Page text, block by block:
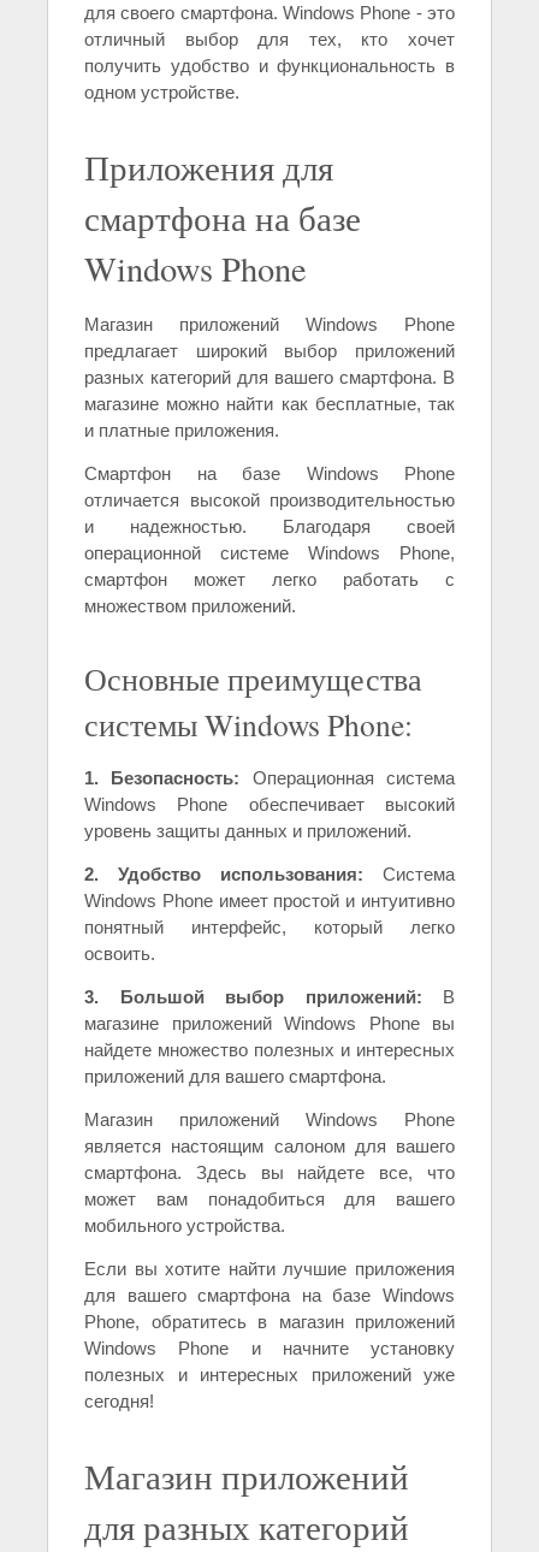
для своего смартфона. Windows Phone - это
отличный выбор для тех, кто хочет
получить удобство и функциональность в
одном устройстве.
Приложения для
смартфона на базе
Windows Phone
Магазин приложений Windows Phone
предлагает широкий выбор приложений
разных категорий для вашего смартфона. В
магазине можно найти как бесплатные, так
и платные приложения.
Смартфон на базе Windows Phone
отличается высокой производительностью
и надежностью. Благодаря своей
операционной системе Windows Phone,
смартфон может легко работать с
множеством приложений.
Основные преимущества
системы Windows Phone:
1. Безопасность: Операционная система
Windows Phone обеспечивает высокий
уровень защиты данных и приложений.
2. Удобство использования: Система
Windows Phone имеет простой и интуитивно
понятный интерфейс, который легко
освоить.
3. Большой выбор приложений: В
магазине приложений Windows Phone вы
найдете множество полезных и интересных
приложений для вашего смартфона.
Магазин приложений Windows Phone
является настоящим салоном для вашего
смартфона. Здесь вы найдете все, что
может вам понадобиться для вашего
мобильного устройства.
Если вы хотите найти лучшие приложения
для вашего смартфона на базе Windows
Phone, обратитесь в магазин приложений
Windows Phone и начните установку
полезных и интересных приложений уже
сегодня!
Магазин приложений
для разных категорий